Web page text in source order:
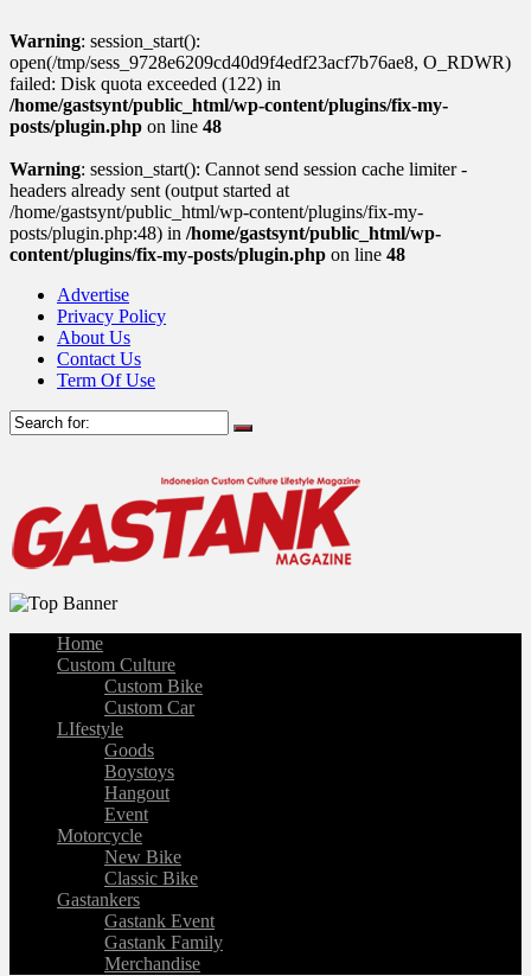
Warning: session_start():
open(/tmp/sess_9728e6209cd40d9f4edf23acf7b76ae8, O_RDWR)
failed: Disk quota exceeded (122) in
/home/gastsynt/public_html/wp-content/plugins/fix-my-
posts/plugin.php on line 48
Warning: session_start(): Cannot send session cache limiter -
headers already sent (output started at
/home/gastsynt/public_html/wp-content/plugins/fix-my-
posts/plugin.php:48) in /home/gastsynt/public_html/wp-
content/plugins/fix-my-posts/plugin.php on line 48
Advertise
Privacy Policy
About Us
Contact Us
Term Of Use
Home
Custom Culture
Custom Bike
Custom Car
LIfestyle
Goods
Boystoys
Hangout
Event
Motorcycle
New Bike
Classic Bike
Gastankers
Gastank Event
Gastank Family
Merchandise